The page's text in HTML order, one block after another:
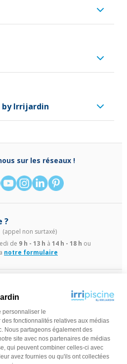
personnaliser le
fonctionnalités relatives aux médias
Nous partageons également des
site avec nos partenaires de médias
qui peuvent combiner celles-ci avec
avez fournies ou qu'ils ont collectées
by Irrijardin
sur les réseaux !
?
(appel non surtaxé)
de 9 h - 13 h à 14 h - 18 h ou
notre formulaire
générales de ventes Mentions